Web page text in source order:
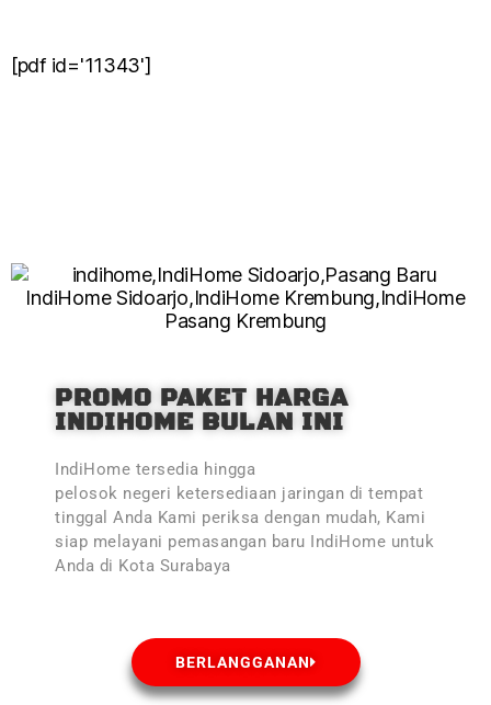
[pdf id='11343']
PROMO PAKET HARGA
INDIHOME BULAN INI
IndiHome tersedia hingga
pelosok negeri ketersediaan jaringan di tempat
tinggal Anda Kami periksa dengan mudah, Kami
siap melayani pemasangan baru IndiHome untuk
Anda di Kota Surabaya
BERLANGGANAN